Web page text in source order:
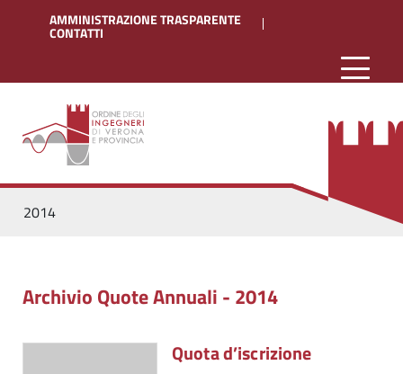
AMMINISTRAZIONE TRASPARENTE
CONTATTI
2014
Archivio Quote Annuali - 2014
Quota d’iscrizione